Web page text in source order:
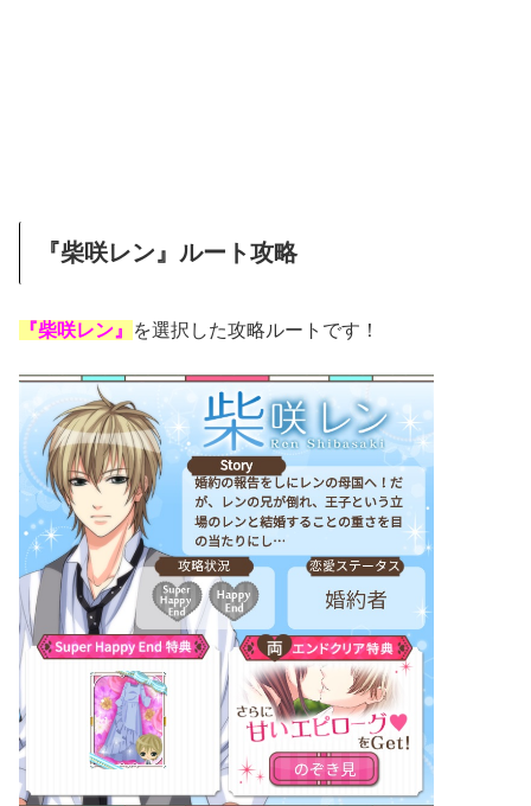
『柴咲レン』ルート攻略
『柴咲レン』 を選択した攻略ルートです！